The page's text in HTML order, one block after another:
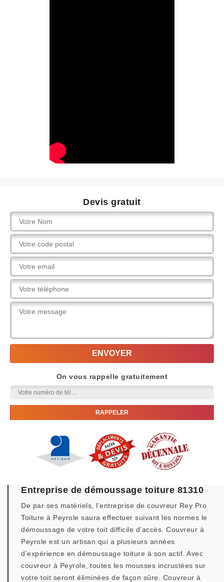
Devis gratuit
On vous rappelle gratuitement
Entreprise de démoussage toiture 81310
De par ses matériels, l’entreprise de couvreur Rey Pro
Toiture à Peyrole saura effectuer suivant les normes le
démoussage de votre toit difficile d’accès. Couvreur à
Peyrole est un artisan qui a plusieurs années
d’expérience en démoussage toiture à son actif. Avec
couvreur à Peyrole, toutes les mousses incrustées sur
votre toit seront éliminées de façon sûre. Couvreur à